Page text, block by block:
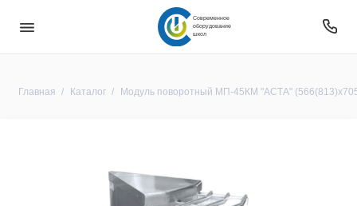
Современное
оборудование
школ
Главная Каталог Модуль поворотный МП-45КМ "АСТА"